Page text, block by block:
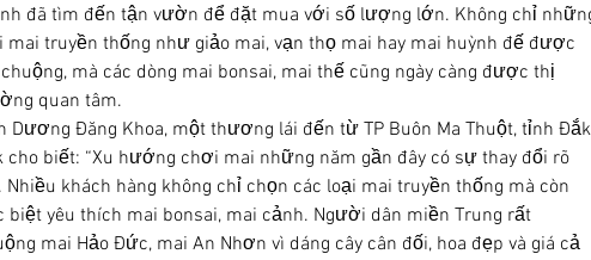
đã tìm đến tận vườn để đặt mua với số lượng lớn. Không chỉ
mai truyền thống như giảo mai, vạn thọ mai hay mai huỳnh đế được
mà các dòng mai bonsai, mai thế cũng ngày càng được thị
quan tâm.
Dương Đăng Khoa, một thương lái đến từ TP Buôn Ma Thuột, tỉnh Đắk
cho biết: “Xu hướng chơi mai những năm gần đây có sự thay đổi rõ
Nhiều khách hàng không chỉ chọn các loại mai truyền thống mà còn
biệt yêu thích mai bonsai, mai cảnh. Người dân miền Trung rất
mai Hảo Đức, mai An Nhơn vì dáng cây cân đối, hoa đẹp và giá cả